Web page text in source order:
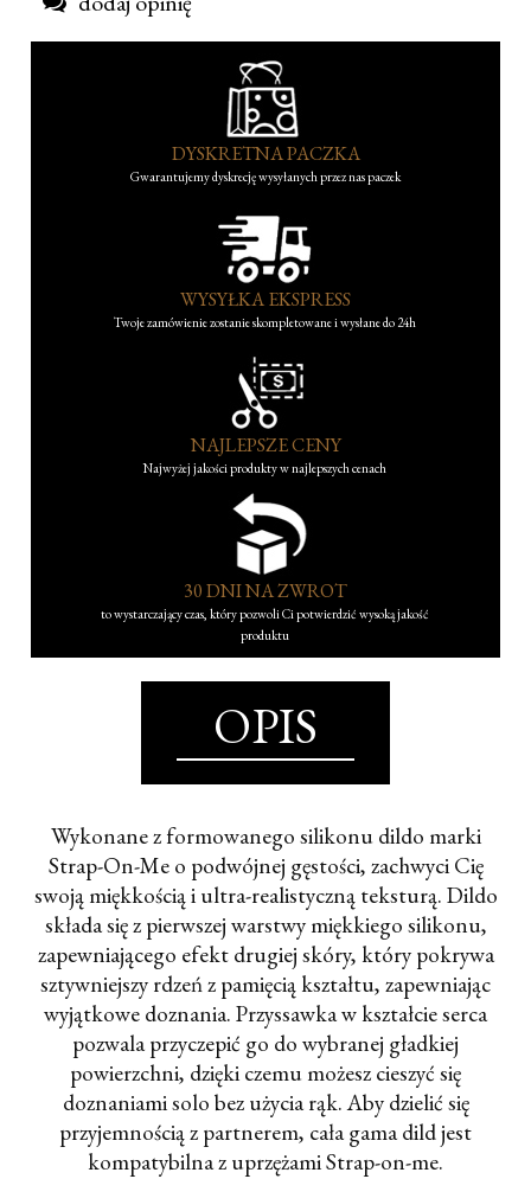
DYSKRETNA PACZKA
Gwarantujemy dyskrecję wysyłanych przez nas paczek
WYSYŁKA EKSPRESS
Twoje zamówienie zostanie skompletowane i wysłane do 24h
NAJLEPSZE CENY
Najwyżej jakości produkty w najlepszych cenach
30 DNI NA ZWROT
to wystarczający czas, który pozwoli Ci potwierdzić wysoką jakość
produktu
OPIS
Wykonane z formowanego silikonu dildo marki
Strap-On-Me o podwójnej gęstości, zachwyci Cię
swoją miękkością i ultra-realistyczną teksturą. Dildo
składa się z pierwszej warstwy miękkiego silikonu,
zapewniającego efekt drugiej skóry, który pokrywa
sztywniejszy rdzeń z pamięcią kształtu, zapewniając
wyjątkowe doznania. Przyssawka w kształcie serca
pozwala przyczepić go do wybranej gładkiej
powierzchni, dzięki czemu możesz cieszyć się
doznaniami solo bez użycia rąk. Aby dzielić się
przyjemnością z partnerem, cała gama dild jest
kompatybilna z uprzężami Strap-on-me.